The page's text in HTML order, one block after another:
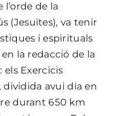
de la
(Jesuïtes), va tenir
i espirituals
la redacció de la
els Exercicis
dividida avui dia en
durant 650 km